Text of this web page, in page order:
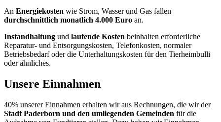
An Energiekosten wie Strom, Wasser und Gas fallen
durchschnittlich monatlich 4.000 Euro an.
Instandhaltung und laufende Kosten beinhalten erforderliche
Reparatur- und Entsorgungskosten, Telefonkosten, normaler
Betriebsbedarf oder die Unterhaltungskosten für den Tierheimbulli
oder ähnliches.
Unsere Einnahmen
40% unserer Einnahmen erhalten wir aus Rechnungen, die wir der
Stadt Paderborn und den umliegenden Gemeinden für die